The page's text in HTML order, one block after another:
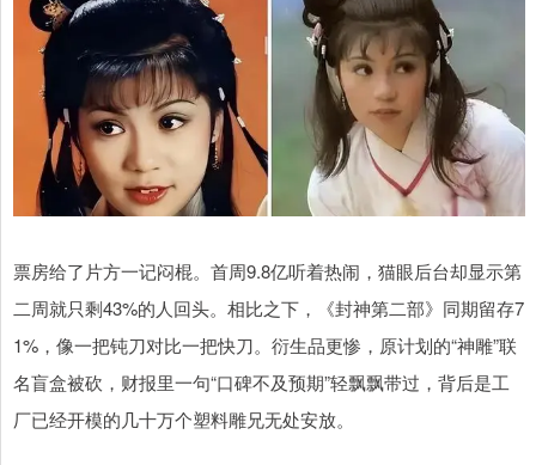
票房给了片方一记闷棍。首周9.8亿听着热闹，猫眼后台却显示第
二周就只剩43%的人回头。相比之下，《封神第二部》同期留存7
1%，像一把钝刀对比一把快刀。衍生品更惨，原计划的“神雕”联
名盲盒被砍，财报里一句“口碑不及预期”轻飘飘带过，背后是工
厂已经开模的几十万个塑料雕兄无处安放。